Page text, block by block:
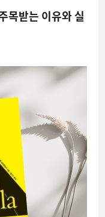
목받는 이유와 실